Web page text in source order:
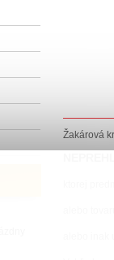
Žakárová